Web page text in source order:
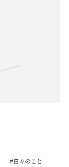
#日々のこと